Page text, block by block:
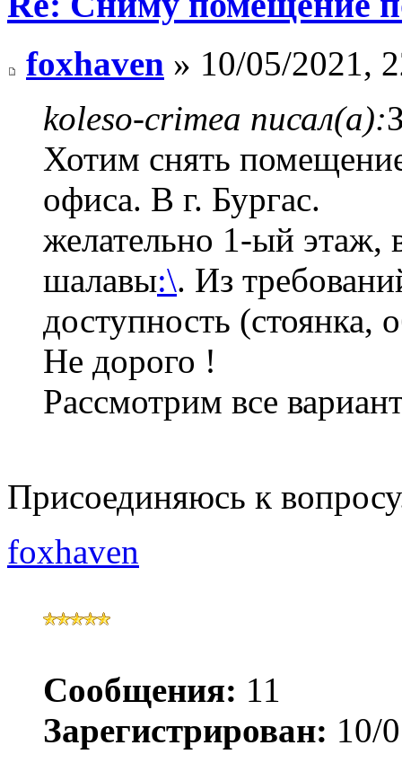
foxhaven » 10/05/2021,
koleso-crimea писал(а):
Хотим снять
офиса. В г. Бургас.
желательно 1-ый этаж,
шалавы:\. Из
доступность (стоянка,
Не дорого !
Рассмотрим все
Присоединяюсь к
foxhaven
Сообщения: 11
Зарегистрирован: 10/